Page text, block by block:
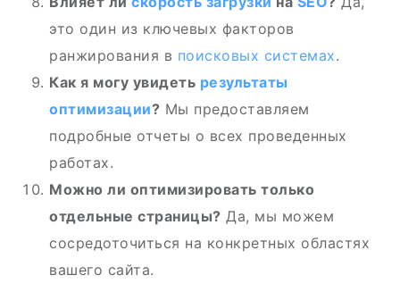
это один из ключевых факторов
ранжирования в поисковых системах.
Как я могу увидеть результаты
оптимизации? Мы предоставляем
подробные отчеты о всех проведенных
работах.
Можно ли оптимизировать только
отдельные страницы? Да, мы можем
сосредоточиться на конкретных областях
вашего сайта.